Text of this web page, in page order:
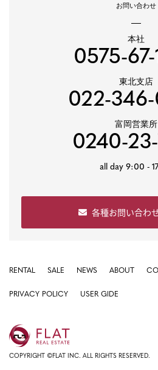
お問い合わせ
本社
0575-
東北支店
022-
富岡営業所
0240-
all day 9:00 -
各種お問い合わ
RENTAL SALE NEWS ABOUT
PRIVACY POLICY USER GIDE
COPYRIGHT ©FLAT INC. ALL RIGHTS RESERVED.